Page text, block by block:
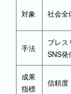
対象 社会全
手法
プレス
SNS発
成果
指標
信頼度